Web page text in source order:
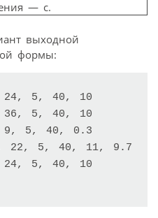
— с.
выходной
формы:
24, 5, 40, 10
36, 5, 40, 10
9, 5, 40, 0.3
22, 5, 40, 11, 9.7
24, 5, 40, 10